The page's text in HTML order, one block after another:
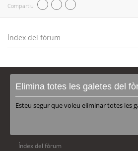
Compartiu
Índex del fòrum
Elimina totes les galetes del
Esteu segur que voleu eliminar totes les
Índex del fòrum